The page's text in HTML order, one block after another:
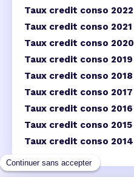
Taux credit conso 2022
Taux credit conso 2021
Taux credit conso 2020
Taux credit conso 2019
Taux credit conso 2018
Taux credit conso 2017
Taux credit conso 2016
Taux credit conso 2015
Taux credit conso 2014